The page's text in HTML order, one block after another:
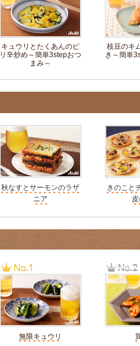
キュウリとたくあんのピ
リ辛炒め～簡単3stepおつ
まみ～
枝豆のキ
き～簡単
秋なすとサーモンのラザ
ニア
きのこと
無限キュウリ